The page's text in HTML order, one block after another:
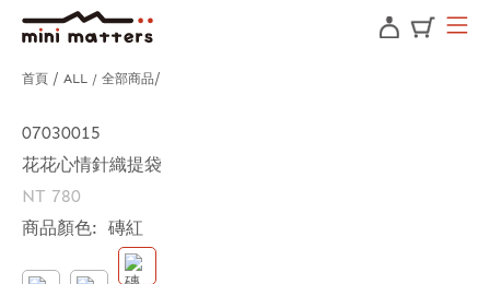
首頁 ALL / 全部商品
07030015
花花心情針織提袋
NT 780
商品顏色: 磚紅